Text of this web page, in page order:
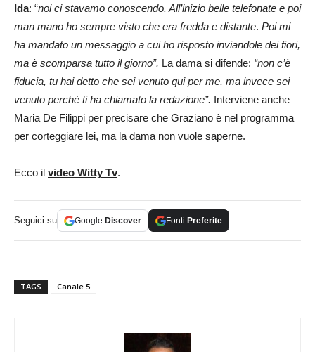
Ida: “noi ci stavamo conoscendo. All’inizio belle telefonate e poi
man mano ho sempre visto che era fredda e distante. Poi mi
ha mandato un messaggio a cui ho risposto inviandole dei fiori,
ma è scomparsa tutto il giorno”. La dama si difende: “non c’è
fiducia, tu hai detto che sei venuto qui per me, ma invece sei
venuto perchè ti ha chiamato la redazione”. Interviene anche
Maria De Filippi per precisare che Graziano è nel programma
per corteggiare lei, ma la dama non vuole saperne.
Ecco il video Witty Tv.
Seguici su Google Discover Fonti Preferite
TAGS Canale 5